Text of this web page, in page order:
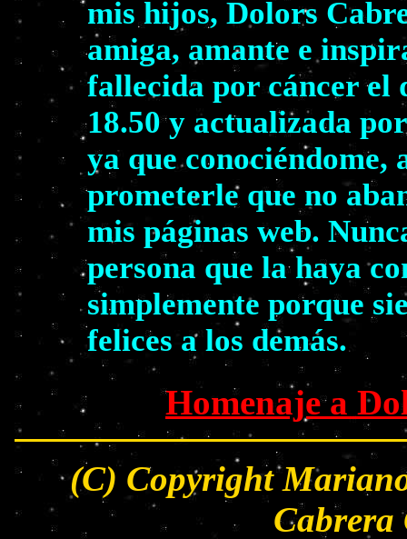
mis hijos, Dolors
amiga, amante e
fallecida por cáncer el
18.50 y actualizada
ya que conociéndome,
prometerle que no
mis páginas web.
persona que la haya
simplemente porque
felices a los demás.
Homenaje a
(C) Copyright
Cabrera